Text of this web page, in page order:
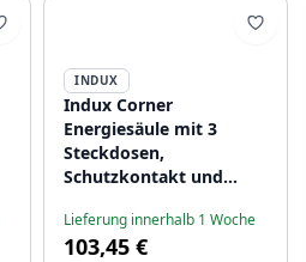
INDUX
Indux Corner
Energiesäule mit 3
Steckdosen,
Schutzkontakt und
Ladegerät, Edelstahl
1208953216
Lieferung innerhalb 1 Woche
103,45 €